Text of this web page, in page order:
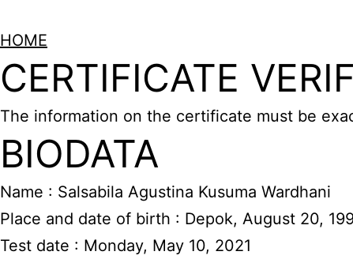
HOME
CERTIFICATE
The information on the certificate must be
BIODATA
Name : Salsabila Agustina Kusuma Wardhani
Place and date of birth : Depok, August 20,
Test date : Monday, May 10, 2021